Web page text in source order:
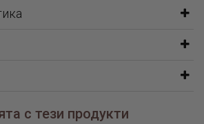
ноти – дизайн, който
в
откъм оригиналност. В същото време
с тези продукти